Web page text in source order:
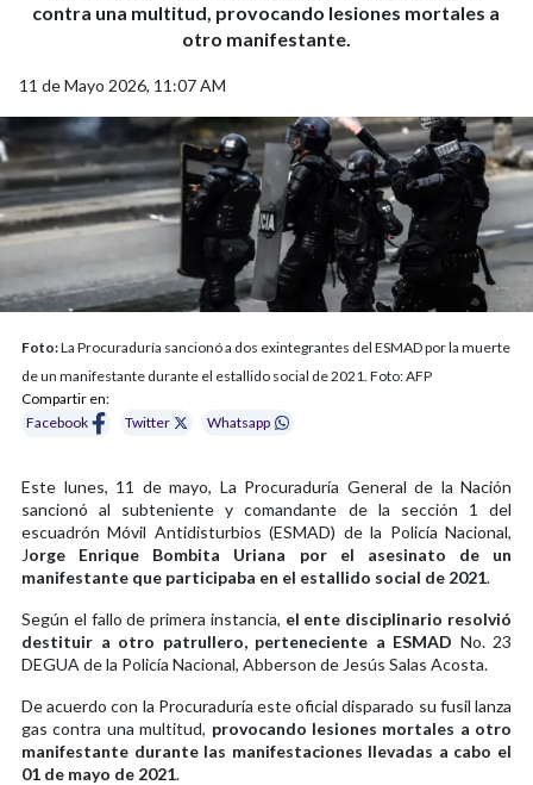
contra una multitud, provocando lesiones mortales a
otro manifestante.
11 de Mayo 2026, 11:07 AM
Foto:La Procuraduría sancionó a dos exintegrantes del ESMAD por la muerte
de un manifestante durante el estallido social de 2021. Foto: AFP
Compartir en:
Facebook
Twitter Whatsapp
Este lunes, 11 de mayo, La Procuraduría General de la Nación
sancionó al subteniente y comandante de la sección 1 del
escuadrón Móvil Antidisturbios (ESMAD) de la Policía Nacional,
Jorge Enrique Bombita Uriana por el asesinato de un
manifestante que participaba en el estallido social de 2021.
Según el fallo de primera instancia, el ente disciplinario resolvió
destituir a otro patrullero, perteneciente a ESMAD No. 23
DEGUA de la Policía Nacional, Abberson de Jesús Salas Acosta.
De acuerdo con la Procuraduría este oficial disparado su fusil lanza
gas contra una multitud, provocando lesiones mortales a otro
manifestante durante las manifestaciones llevadas a cabo el
01 de mayo de 2021.